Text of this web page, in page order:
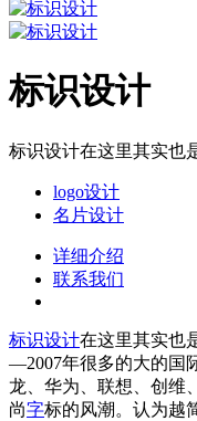
标识设计
标识设计在这里其实也
logo设计
名片设计
详细介绍
联系我们
标识设计在这里其实也
—2007年很多的大的国
龙、华为、联想、创维
尚字标的风潮。认为越